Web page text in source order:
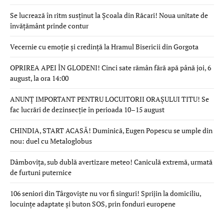
Se lucrează în ritm susținut la Școala din Răcari! Noua unitate de
învățământ prinde contur
Vecernie cu emoție și credință la Hramul Bisericii din Gorgota
OPRIREA APEI ÎN GLODENI! Cinci sate rămân fără apă până joi, 6
august, la ora 14:00
ANUNȚ IMPORTANT PENTRU LOCUITORII ORAȘULUI TITU! Se
fac lucrări de dezinsecție în perioada 10–15 august
CHINDIA, START ACASĂ! Duminică, Eugen Popescu se umple din
nou: duel cu Metaloglobus
Dâmbovița, sub dublă avertizare meteo! Caniculă extremă, urmată
de furtuni puternice
106 seniori din Târgoviște nu vor fi singuri! Sprijin la domiciliu,
locuințe adaptate și buton SOS, prin fonduri europene